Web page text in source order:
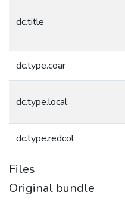
dc.title
dc.type.coar
dc.type.local
dc.type.redcol
Files
Original bundle